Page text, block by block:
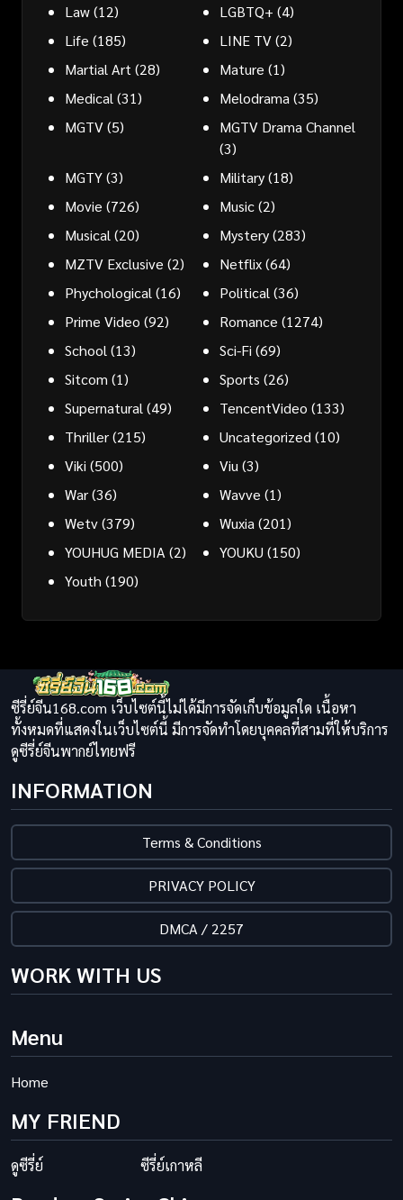
Law(12) LGBTQ+ (4)
Life (185) LINE TV(2)
Martial Art (28) Mature (1)
Medical (31) Melodrama (35)
MGTV(5)
MGTV Drama Channel
(3)
MGTY(3) Military(18)
Movie (726) Music(2)
Musical (20) Mystery(283)
MZTV Exclusive (2) Netflix(64)
Phychological (16) Political (36)
Prime Video (92) Romance (1274)
School (13) Sci-Fi (69)
Sitcom (1) Sports (26)
Supernatural (49) TencentVideo (133)
Thriller(215) Uncategorized (10)
Viki (500) Viu (3)
War(36) Wavve (1)
Wetv(379) Wuxia (201)
YOUHUG MEDIA (2) YOUKU (150)
Youth (190)
ซีรี่ย์จีน168.com เว็บไซต์นี้ไม่ได้มีการจัดเก็บข้อมูลใด เนื้อหา
ทั้งหมดที่แสดงในเว็บไซต์นี้ มีการจัดทำโดยบุคคลที่สามที่ให้บริการ
ดูซีรี่ย์จีนพากย์ไทยฟรี
INFORMATION
Terms & Conditions
PRIVACY POLICY
DMCA / 2257
WORK WITH US
Menu
Home
MY FRIEND
ดูซีรี่ย์ ซีรี่ย์เกาหลี